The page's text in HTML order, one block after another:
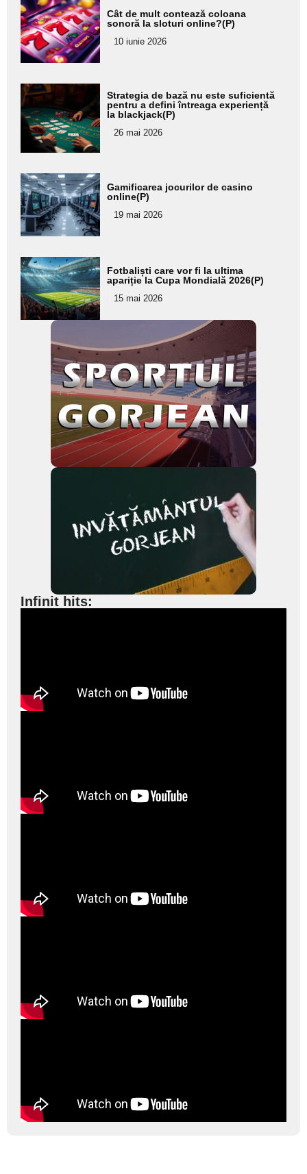
Adaugă
aici textul
pentru
subtitlu
Cât de mult contează coloana
sonoră la sloturi online?(P)
10 iunie 2026
Adaugă
aici textul
pentru
subtitlu
Strategia de bază nu este suficientă
pentru a defini întreaga experiență
la blackjack(P)
26 mai 2026
Adaugă
aici textul
pentru
subtitlu
Gamificarea jocurilor de casino
online(P)
19 mai 2026
Adaugă
aici textul
pentru
subtitlu
Fotbaliști care vor fi la ultima
apariție la Cupa Mondială 2026(P)
15 mai 2026
Infinit hits: